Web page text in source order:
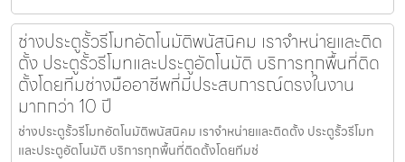
ช่างประตูรั้วรีโมทอัตโนมัติพนัสนิคม เราจำหน่ายและติด
ตั้ง ประตูรั้วรีโมทและประตูอัตโนมัติ บริการทุกพื้นที่ติด
ตั้งโดยทีมช่างมืออาชีพที่มีประสบการณ์ตรงในงาน
มากกว่า 10 ปี
ช่างประตูรั้วรีโมทอัตโนมัติพนัสนิคม เราจำหน่ายและติดตั้ง ประตูรั้วรีโมท
และประตูอัตโนมัติ บริการทุกพื้นที่ติดตั้งโดยทีมช่